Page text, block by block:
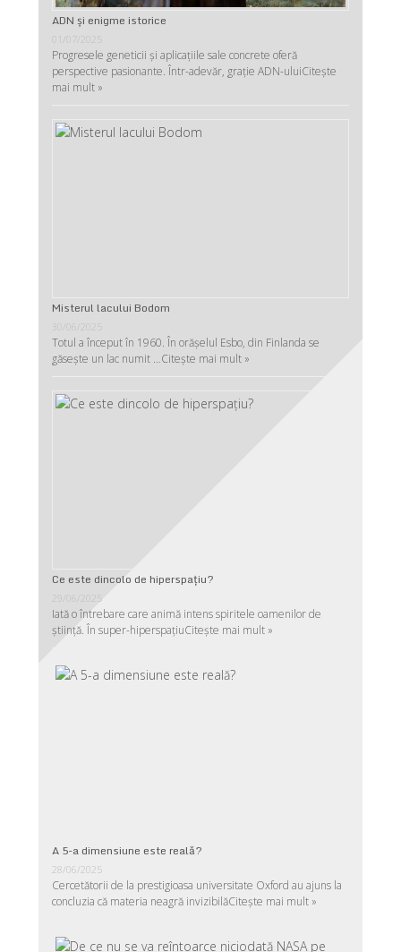
ADN şi enigme istorice
01/07/2025
Progresele geneticii şi aplicaţiile sale concrete oferă
perspective pasionante. Într-adevăr, graţie ADN-uluiCitește
mai mult »
Misterul lacului Bodom
Totul a început în 1960. În orășelul Esbo, din Finlanda se
găsește un lac numit …Citește mai mult »
Ce este dincolo de hiperspaţiu?
Iată o întrebare care animă intens spiritele oamenilor de
ştiinţă. În super-hiperspaţiuCitește mai mult »
A 5-a dimensiune este reală?
28/06/2025
Cercetătorii de la prestigioasa universitate Oxford au ajuns la
concluzia că materia neagră invizibilăCitește mai mult »